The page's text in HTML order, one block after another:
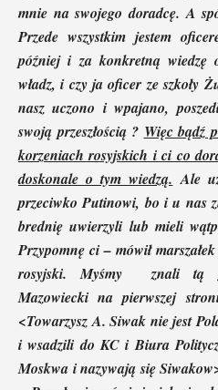
mnie na swojego doradcę. A
Przede wszystkim jestem
później i za konkretną wiedzę
władz, i czy ja oficer ze szkoły
nasz uczono i wpajano,
swoją przeszłością ? Więc bądź
korzeniach rosyjskich i ci co
doskonale o tym wiedzą. Ale
przeciwko Putinowi, bo i u nas
brednię uwierzyli lub mieli
Przypomnę ci – mówił
rosyjski. Myśmy znali tą
Mazowiecki na pierwszej
<Towarzysz A. Siwak nie jest
i wsadzili do KC i Biura
Moskwa i nazywają się